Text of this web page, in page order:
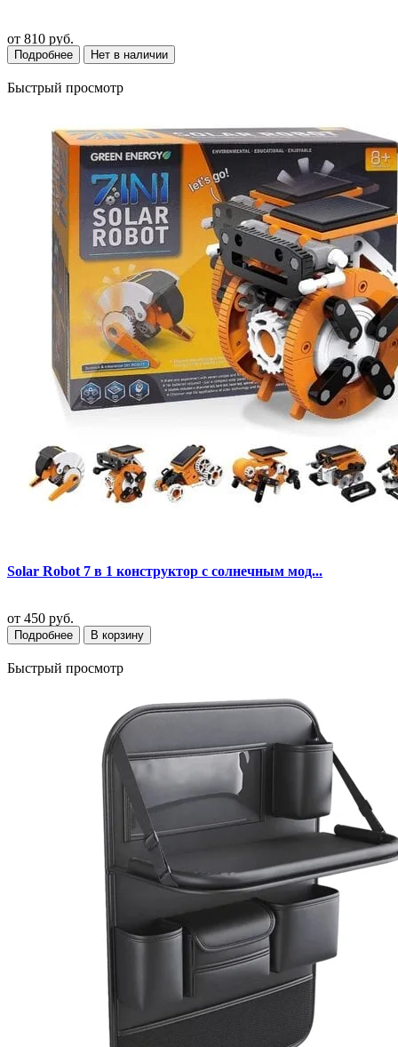
от 810 руб.
Подробнее Нет в наличии
Быстрый просмотр
Solar Robot 7 в 1 конструктор с солнечным мод...
от 450 руб.
Подробнее В корзину
Быстрый просмотр